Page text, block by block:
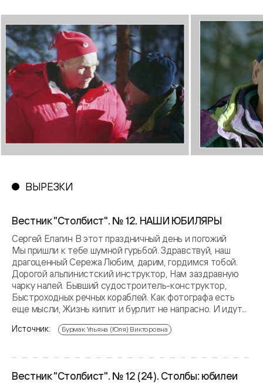
ВЫРЕЗКИ
Вестник "Столбист". № 12. НАШИ ЮБИЛЯРЫ
Сергей Елагин В этот праздничный день и погожий
Мы пришли к тебе шумной гурьбой. Здравствуй, наш
драгоценный Сережа Любим, дарим, гордимся тобой.
Дорогой альпинистский инструктор, Нам заздравную
чарку налей. Бывший судостроитель-конструктор,
Быстроходных речных кораблей. Как фотографа есть
еще мысли, Жизнь кипит и бурлит не напрасно. И идут...
Источник: Бурмак Ульяна (Юля) Викторовна
Вестник "Столбист". № 12 (24). Столбы: юбилеи